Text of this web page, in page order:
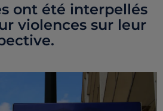
ont été interpellés
violences sur leur